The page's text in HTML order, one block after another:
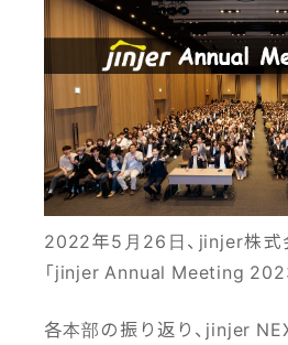
社内制度・オフィス
数字で見るjinjer
社員ストーリー
2022年5月26日、jinjer株式
「jinjer Annual Meeting 2023
各本部の振り返り、jinjer